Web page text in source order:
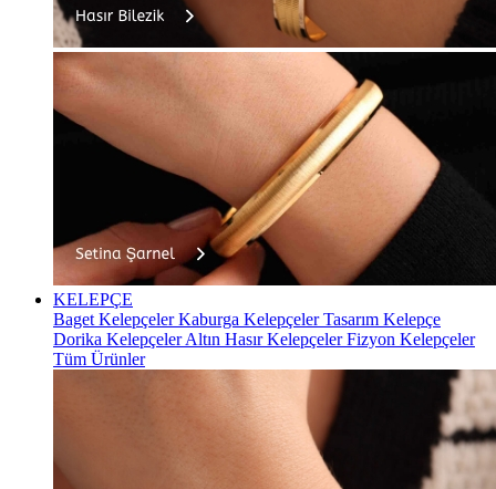
KELEPÇE
Baget KelepçelerKaburga KelepçelerTasarım Kelepçe
Dorika KelepçelerAltın Hasır KelepçelerFizyon Kelepçeler
Tüm Ürünler